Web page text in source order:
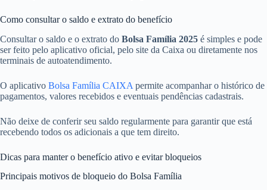
Como consultar o saldo e extrato do benefício
Consultar o saldo e o extrato do Bolsa Família 2025 é simples e pode
ser feito pelo aplicativo oficial, pelo site da Caixa ou diretamente nos
terminais de autoatendimento.
O aplicativo Bolsa Família CAIXA permite acompanhar o histórico de
pagamentos, valores recebidos e eventuais pendências cadastrais.
Não deixe de conferir seu saldo regularmente para garantir que está
recebendo todos os adicionais a que tem direito.
Dicas para manter o benefício ativo e evitar bloqueios
Principais motivos de bloqueio do Bolsa Família